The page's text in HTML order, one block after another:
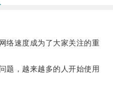
速度成为了大家关注的重
，越来越多的人开始使用